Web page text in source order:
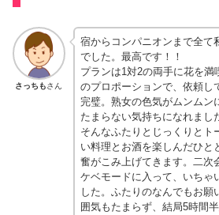
さっちもさん
宿からコンパニオンまで全て
でした。最高です！！
プランは1対2の両手に花を満
のプロポーションで、依頼し
完璧。熟女の色気がムンムン
たまらない気持ちになれまし
そんなふたりとじっくりとト
い料理とお酒を楽しんだひと
奮がこみ上げてきます。二次
ケベモードに入って、いちゃ
した。ふたりのなんでもお願
囲気もたまらず、結局5時間